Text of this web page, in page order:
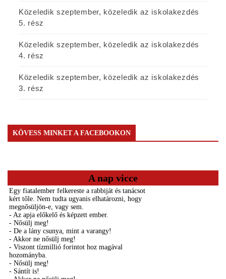
Közeledik szeptember, közeledik az iskolakezdés
5. rész
Közeledik szeptember, közeledik az iskolakezdés
4. rész
Közeledik szeptember, közeledik az iskolakezdés
3. rész
KÖVESS MINKET A FACEBOOKON
A nap vicce